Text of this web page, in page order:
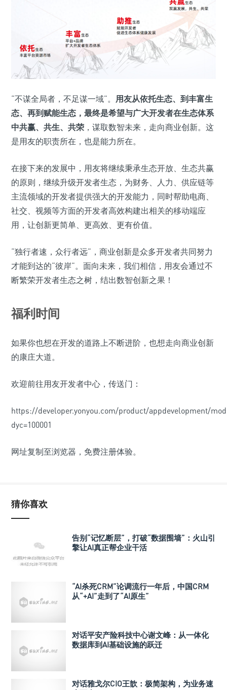
“不谋全局者，不足谋一域”。 用友从依托生态、到丰富生
态、再到赋能生态，最终是希望与广大开发者在生态体系
中共赢、共生、共荣 ，谋取数智未来，走向商业创新。这
是用友的职责所在，也是能力所在。
在接下来的发展中，用友将继续秉承生态开放、生态共赢
的原则，继续升级开发者生态，为财务、人力、供应链等
主流领域的开发者提供强大的开发能力，同时帮助电商、
社交、视频等方面的开发者高效构建出相关的移动端应
用，让创新更简单、更高效、更有价值。
“独行者速，众行者远”，商业创新是众多开发者共同努力
才能到达的“彼岸”。面向未来，我们相信，用友会通过不
断繁荣开发者生态之树，结出数智创新之果！
福利时间
如果你也想在开发的道路上不断进阶，也想走向商业创新
的康庄大道。
欢迎前往用友开发者中心，传送门：
https://developer.yonyou.com/product/appdevelopment/
dyc=100001
网址复制至浏览器，免费注册体验。
猜你喜欢
告别“记忆断层”，打破“数据围墙”：火山引
擎让AI真正帮企业干活
“AI杀死CRM”论调流行一年后，中国CRM
从“+AI”走到了“AI原生”
对话平安产险科技中心谢文峰：从一体化
数据库到AI基础设施的跃迁
对话雅戈尔CIO王歆：极简架构，为业务速